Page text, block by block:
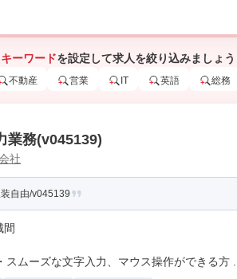
キーワードを設定して求人を絞り込みましょう
不動産 営業 IT 英語 総務
業務(v045139)
社
自由/v045139
間
ムーズな文字入力、マウス操作ができる方 ...